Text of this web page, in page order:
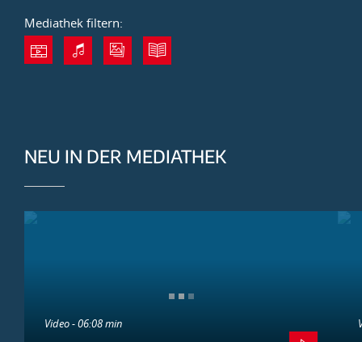
Mediathek filtern:
NEU IN DER MEDIATHEK
Video - 06:08 min